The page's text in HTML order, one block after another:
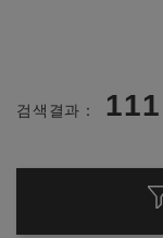
검색결과： 111